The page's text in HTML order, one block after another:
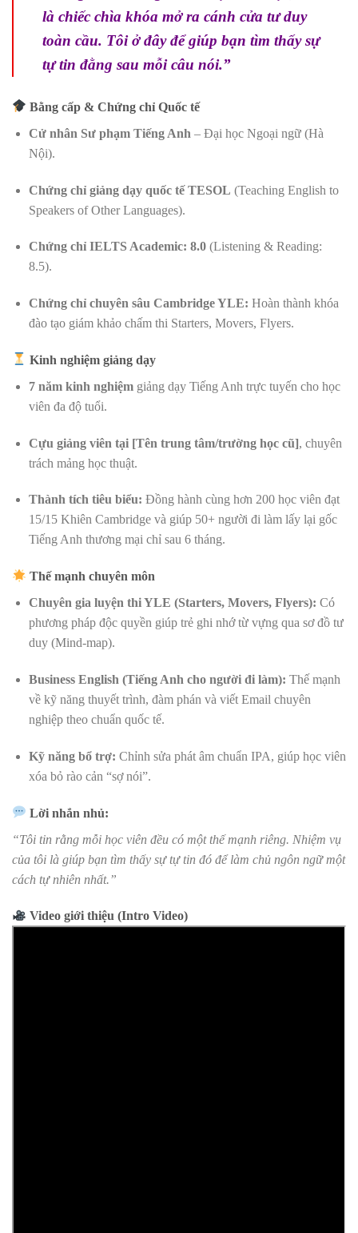
là chiếc chìa khóa mở ra cánh cửa tư duy
toàn cầu. Tôi ở đây để giúp bạn tìm thấy sự
tự tin đằng sau mỗi câu nói.”
Bằng cấp & Chứng chỉ Quốc tế
Cử nhân Sư phạm Tiếng Anh – Đại học Ngoại ngữ (Hà
Nội).
Chứng chỉ giảng dạy quốc tế TESOL (Teaching English to
Speakers of Other Languages).
Chứng chỉ IELTS Academic: 8.0(Listening & Reading:
8.5).
Chứng chỉ chuyên sâu Cambridge YLE: Hoàn thành khóa
đào tạo giám khảo chấm thi Starters, Movers, Flyers.
Kinh nghiệm giảng dạy
7 năm kinh nghiệmgiảng dạy Tiếng Anh trực tuyến cho học
viên đa độ tuổi.
Cựu giảng viên tại [Tên trung tâm/trường học cũ], chuyên
trách mảng học thuật.
Thành tích tiêu biểu: Đồng hành cùng hơn 200 học viên đạt
15/15 Khiên Cambridge và giúp 50+ người đi làm lấy lại gốc
Tiếng Anh thương mại chỉ sau 6 tháng.
Thế mạnh chuyên môn
Chuyên gia luyện thi YLE (Starters, Movers, Flyers): Có
phương pháp độc quyền giúp trẻ ghi nhớ từ vựng qua sơ đồ tư
duy (Mind-map).
Business English (Tiếng Anh cho người đi làm): Thế mạnh
về kỹ năng thuyết trình, đàm phán và viết Email chuyên
nghiệp theo chuẩn quốc tế.
Kỹ năng bổ trợ: Chỉnh sửa phát âm chuẩn IPA, giúp học viên
xóa bỏ rào cản “sợ nói”.
Lời nhắn nhủ:
“Tôi tin rằng mỗi học viên đều có một thế mạnh riêng. Nhiệm vụ
của tôi là giúp bạn tìm thấy sự tự tin đó để làm chủ ngôn ngữ một
cách tự nhiên nhất.”
Video giới thiệu (Intro Video)